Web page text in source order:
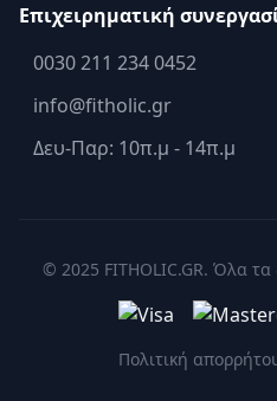
Επιχειρηματική
0030 211 234 0452
info@fitholic.gr
Δευ-Παρ: 10π.μ - 14π.μ
© 2025 FITHOLIC.GR. Όλα τα
Πολιτική